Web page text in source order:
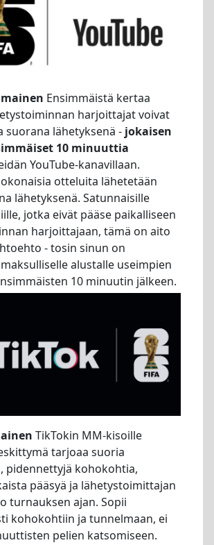
Ensimmäistä kertaa
harjoittajat voivat
suorana lähetyksenä - jokaisen
10 minuuttia
YouTube-kanavillaan.
otteluita lähetetään
lähetyksenä. Satunnaisille
jotka eivät pääse paikalliseen
harjoittajaan, tämä on aito
- tosin sinun on
alustalle useimpien
10 minuutin jälkeen.
TikTokin MM-kisoille
tarjoaa suoria
pidennettyjä kohokohtia,
pääsyä ja lähetystoimittajan
turnauksen ajan. Sopii
kohokohtiin ja tunnelmaan, ei
pelien katsomiseen.